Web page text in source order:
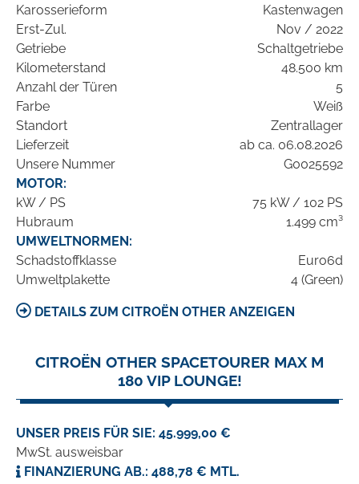
Karosserieform
Kastenwagen
Erst-Zul.
Nov / 2022
Getriebe
Schaltgetriebe
Kilometerstand
48.500 km
Anzahl der Türen
5
Farbe
Weiß
Standort
Zentrallager
Lieferzeit
ab ca. 06.08.2026
Unsere Nummer
G0025592
MOTOR:
kW / PS
75 kW / 102 PS
Hubraum
1.499 cm³
UMWELTNORMEN:
Schadstoffklasse
Euro6d
Umweltplakette
4 (Green)
DETAILS ZUM CITROËN OTHER ANZEIGEN
CITROËN OTHER SPACETOURER MAX M
180 VIP LOUNGE!
UNSER PREIS FÜR SIE: 45.999,00 €
MwSt. ausweisbar
FINANZIERUNG AB.: 488,78 € MTL.